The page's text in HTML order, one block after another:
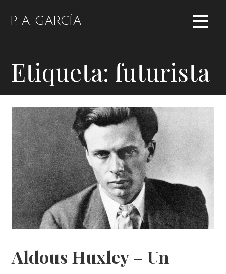
P. A. GARCÍA
Etiqueta: futurista
Aldous Huxley – Un